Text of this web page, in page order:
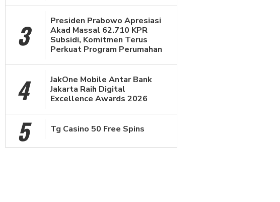
3
Presiden Prabowo Apresiasi
Akad Massal 62.710 KPR
Subsidi, Komitmen Terus
Perkuat Program Perumahan
4
JakOne Mobile Antar Bank
Jakarta Raih Digital
Excellence Awards 2026
5 Tg Casino 50 Free Spins